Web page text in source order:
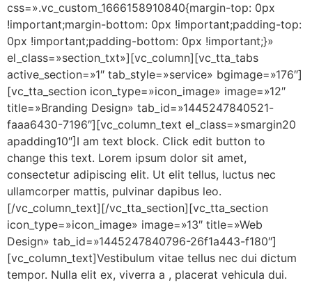
css=».vc_custom_1666158910840{margin-top: 0px
!important;margin-bottom: 0px !important;padding-top:
0px !important;padding-bottom: 0px !important;}»
el_class=»section_txt»][vc_column][vc_tta_tabs
active_section=»1″ tab_style=»service» bgimage=»176″]
[vc_tta_section icon_type=»icon_image» image=»12″
title=»Branding Design» tab_id=»1445247840521-
faaa6430-7196″][vc_column_text el_class=»smargin20
apadding10″]I am text block. Click edit button to
change this text. Lorem ipsum dolor sit amet,
consectetur adipiscing elit. Ut elit tellus, luctus nec
ullamcorper mattis, pulvinar dapibus leo.
[/vc_column_text][/vc_tta_section][vc_tta_section
icon_type=»icon_image» image=»13″ title=»Web
Design» tab_id=»1445247840796-26f1a443-f180″]
[vc_column_text]Vestibulum vitae tellus nec dui dictum
tempor. Nulla elit ex, viverra a , placerat vehicula dui.